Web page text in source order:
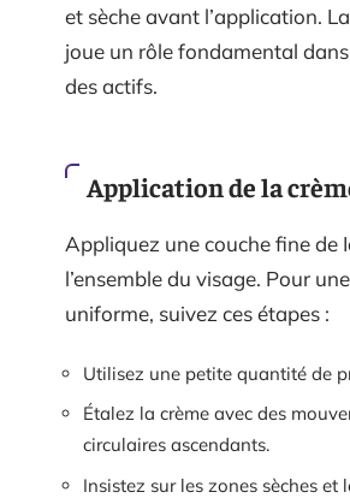
et sèche avant l’application.
joue un rôle fondamental
des actifs.
Application de la
Appliquez une couche fine de
l’ensemble du visage. Pour
uniforme, suivez ces étapes :
Utilisez une petite quantité de
Étalez la crème avec des
circulaires ascendants.
Insistez sur les zones sèches et